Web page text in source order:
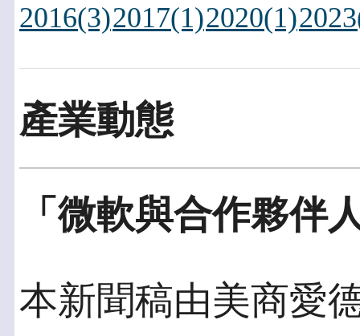
2016(3)2017(1)2020(1)
產業動態
「微軟與合作夥伴
本新聞稿由美商愛